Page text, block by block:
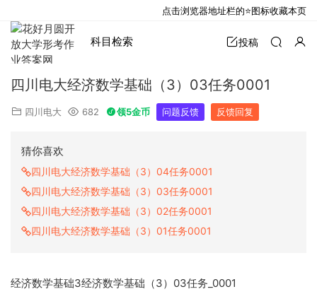
科目检索 投稿
四川电大经济数学基础（3）03任务0001
四川电大 682 领5金币 问题反馈 反馈回复
猜你喜欢
四川电大经济数学基础（3）04任务0001
四川电大经济数学基础（3）03任务0001
四川电大经济数学基础（3）02任务0001
四川电大经济数学基础（3）01任务0001
经济数学基础3经济数学基础（3）03任务_0001
点击浏览器地址栏的⭐图标收藏本页